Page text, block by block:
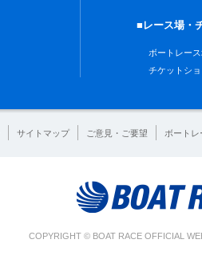
■レース場・
ボートレー
チケットシ
サイトマップ ご意見・ご要望 ボートレ
COPYRIGHT © BOAT RACE OFFICIAL